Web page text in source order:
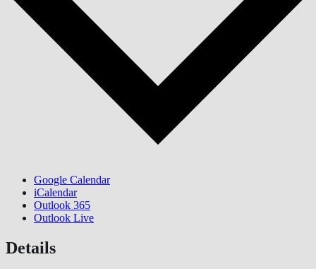
Google Calendar
iCalendar
Outlook 365
Outlook Live
Details